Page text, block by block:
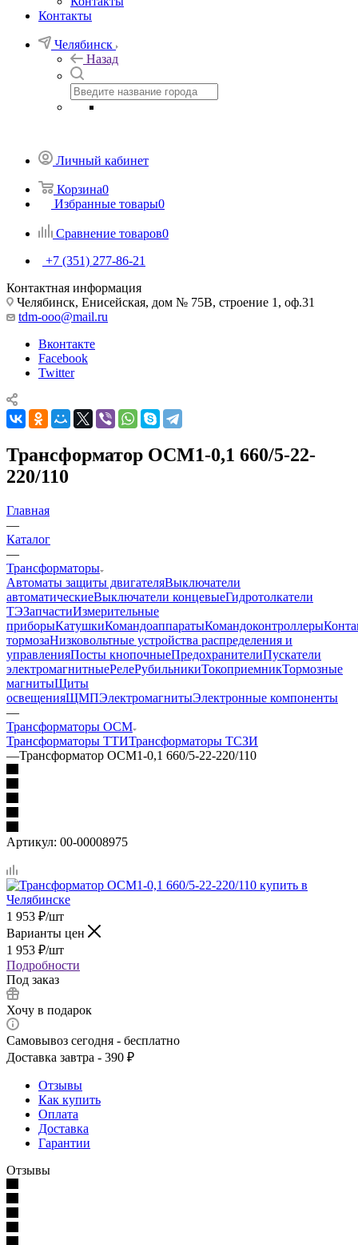
Контакты
Челябинск
Назад
Личный кабинет
Корзина0
Избранные товары0
Сравнение товаров0
+7 (351) 277-86-21
Контактная информация
Челябинск, Енисейская, дом № 75В, строение 1, оф.31
tdm-ooo@mail.ru
Вконтакте
Facebook
Twitter
Трансформатор ОСМ1-0,1 660/5-22-
220/110
Главная
—
Каталог
—
Трансформаторы
Автоматы защиты двигателяВыключатели
автоматическиеВыключатели концевыеГидротолкатели
ТЭЗапчастиИзмерительные
приборыКатушкиКомандоаппаратыКомандоконтроллеры
тормозаНизковольтные устройства распределения и
управленияПосты кнопочныеПредохранителиПускатели
электромагнитныеРелеРубильникиТокоприемникТормозные
магнитыЩиты
освещенияЩМПЭлектромагнитыЭлектронные компоненты
—
Трансформаторы ОСМ
Трансформаторы ТТИТрансформаторы ТСЗИ
—Трансформатор ОСМ1-0,1 660/5-22-220/110
Артикул: 00-00008975
1 953 ₽/шт
Варианты цен
1 953 ₽/шт
Подробности
Под заказ
Хочу в подарок
Самовывоз сегодня - бесплатно
Доставка завтра - 390 ₽
Отзывы
Как купить
Оплата
Доставка
Гарантии
Отзывы